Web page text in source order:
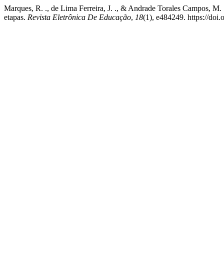
Marques, R. ., de Lima Ferreira, J. ., & Andrade Torales Campos,
etapas. Revista Eletrônica De Educação, 18(1), e484249. https://